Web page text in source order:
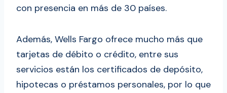
con presencia en más de 30 países.
Además, Wells Fargo ofrece mucho más que
tarjetas de débito o crédito, entre sus
servicios están los certificados de depósito,
hipotecas o préstamos personales, por lo que